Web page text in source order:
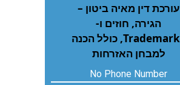
עורכת דין מאיה ביטון –
הגירה, חוזים ו-
Trademarks, כולל הכנה
למבחן האזרחות
No Phone Number